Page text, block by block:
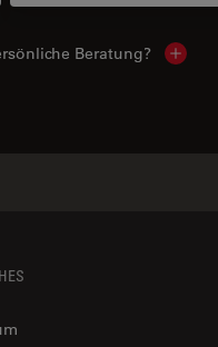
Beratung? Show